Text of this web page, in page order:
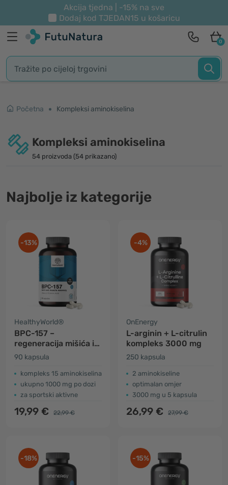
Akcija tjedna | -15% na sve
Dodaj kod TJEDAN15 u košaricu
0
Početna Kompleksi aminokiselina
Kompleksi aminokiselina
54 proizvoda (54 prikazano)
Najbolje iz kategorije
-13%
HealthyWorld®
BPC-157 –
regeneracija mišića i
zglobova
90 kapsula
kompleks 15 aminokiselina
ukupno 1000 mg po dozi
za sportski aktivne
19,99 € 22,99 €
-4%
OnEnergy
L-arginin + L-citrulin
kompleks 3000 mg
250 kapsula
2 aminokiseline
optimalan omjer
3000 mg u 5 kapsula
26,99 € 27,99 €
-18% -15%